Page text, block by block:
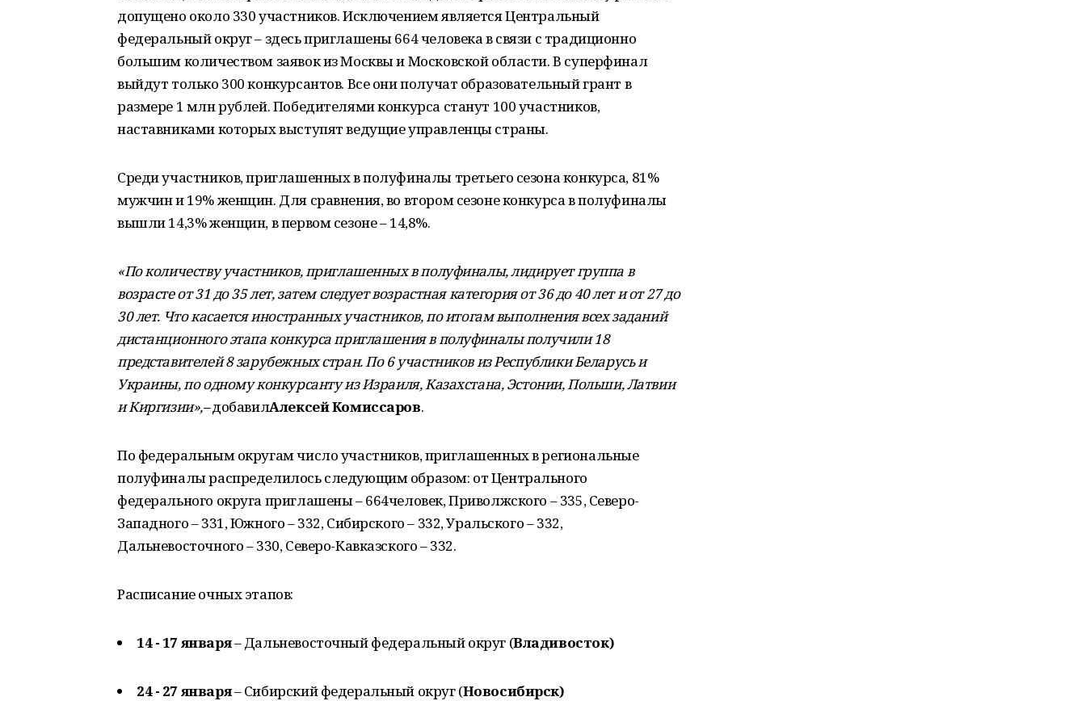
допущено около 330 участников. Исключением является Центральный
федеральный округ – здесь приглашены 664 человека в связи с традиционно
большим количеством заявок из Москвы и Московской области. В суперфинал
выйдут только 300 конкурсантов. Все они получат образовательный грант в
размере 1 млн рублей. Победителями конкурса станут 100 участников,
наставниками которых выступят ведущие управленцы страны.
Среди участников, приглашенных в полуфиналы третьего сезона конкурса, 81%
мужчин и 19% женщин. Для сравнения, во втором сезоне конкурса в полуфиналы
вышли 14,3% женщин, в первом сезоне – 14,8%.
«По количеству участников, приглашенных в полуфиналы, лидирует группа в
возрасте от 31 до 35 лет, затем следует возрастная категория от 36 до 40 лет и от 27 до
30 лет. Что касается иностранных участников, по итогам выполнения всех заданий
дистанционного этапа конкурса приглашения в полуфиналы получили 18
представителей 8 зарубежных стран. По 6 участников из Республики Беларусь и
Украины, по одному конкурсанту из Израиля, Казахстана, Эстонии, Польши, Латвии
и Киргизии»,–добавилАлексей Комиссаров.
По федеральным округам число участников, приглашенных в региональные
полуфиналы распределилось следующим образом: от Центрального
федерального округа приглашены – 664человек, Приволжского – 335, Северо-
Западного – 331, Южного – 332, Сибирского – 332, Уральского – 332,
Дальневосточного – 330, Северо-Кавказского – 332.
Расписание очных этапов:
14 - 17 января– Дальневосточный федеральный округ (Владивосток)
24 - 27 января– Сибирский федеральный округ (Новосибирск)